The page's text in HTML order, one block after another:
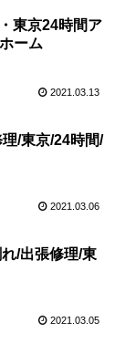
東京24時間ア
ーム
2021.03.13
/東京/24時間/
2021.03.06
/出張修理/東
2021.03.05